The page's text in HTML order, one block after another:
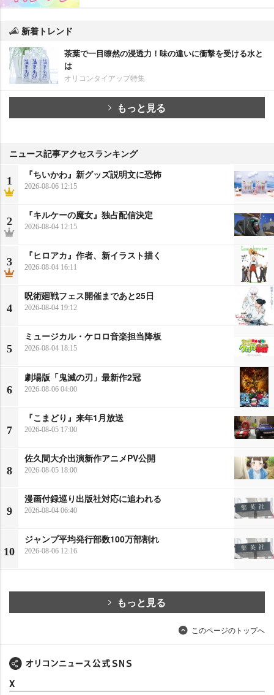
新着トレンド
茶葉で一目瞭然の浸透力！味の違いに衝撃を受ける水と
は
オリコンタイアップ特集
もっと見る
ニュース記事アクセスランキング
1
『ちいかわ』新グッズ説明文に恐怖
2026-08-06 12:15
2
『キルケーの魔女』独占配信決定
2026-08-04 12:15
3
『ヒロアカ』作者、新イラスト描く
2026-08-04 16:11
4
呪術廻戦フェス開催まであと25日
2026-08-04 19:12
5
ミュージカル・ケロロ音楽担当降板
2026-08-04 18:15
6
劇場版「鬼滅の刃」最新作2冠
2026-08-06 04:00
7
『こまどり』来年1月放送
2026-08-05 17:00
8
佐久間大介出演新作アニメPV公開
2026-08-05 18:00
9
漫画付録巡り出版社対応に追われる
2026-08-04 06:40
10
ジャンプ平均発行部数100万部割れ
2026-08-06 12:16
もっと見る
このページのトップへ
X